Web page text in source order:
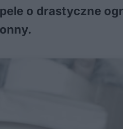
o drastyczne